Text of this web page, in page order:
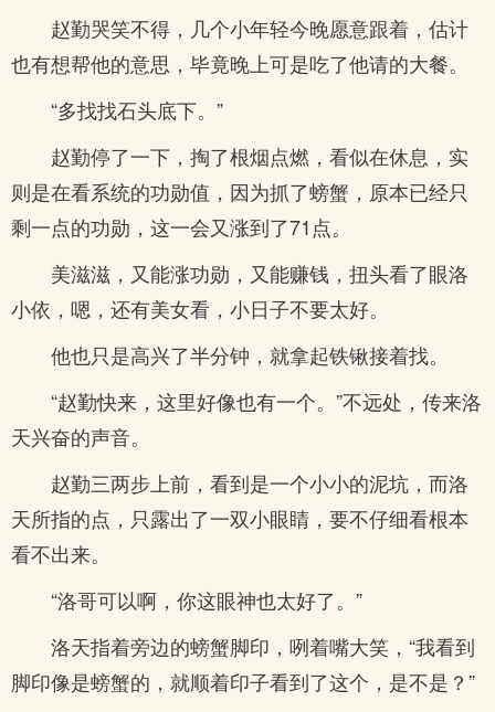
赵勤哭笑不得，几个小年轻今晚愿意跟着，估计
也有想帮他的意思，毕竟晚上可是吃了他请的大餐。
“多找找石头底下。”
赵勤停了一下，掏了根烟点燃，看似在休息，实
则是在看系统的功勋值，因为抓了螃蟹，原本已经只
剩一点的功勋，这一会又涨到了71点。
美滋滋，又能涨功勋，又能赚钱，扭头看了眼洛
小依，嗯，还有美女看，小日子不要太好。
他也只是高兴了半分钟，就拿起铁锹接着找。
“赵勤快来，这里好像也有一个。”不远处，传来洛
天兴奋的声音。
赵勤三两步上前，看到是一个小小的泥坑，而洛
天所指的点，只露出了一双小眼睛，要不仔细看根本
看不出来。
“洛哥可以啊，你这眼神也太好了。”
洛天指着旁边的螃蟹脚印，咧着嘴大笑，“我看到
脚印像是螃蟹的，就顺着印子看到了这个，是不是？”